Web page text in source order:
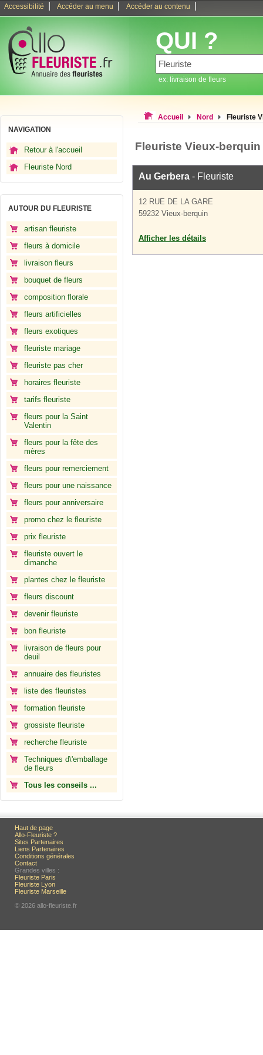
Accessibilité Accéder au menu Accéder au contenu
QUI ?
ex: livraison de fleurs
NAVIGATION
Retour à l'accueil
Fleuriste Nord
AUTOUR DU FLEURISTE
artisan fleuriste
fleurs à domicile
livraison fleurs
bouquet de fleurs
composition florale
fleurs artificielles
fleurs exotiques
fleuriste mariage
fleuriste pas cher
horaires fleuriste
tarifs fleuriste
fleurs pour la Saint
Valentin
fleurs pour la fête des
mères
fleurs pour remerciement
fleurs pour une naissance
fleurs pour anniversaire
promo chez le fleuriste
prix fleuriste
fleuriste ouvert le
dimanche
plantes chez le fleuriste
fleurs discount
devenir fleuriste
bon fleuriste
livraison de fleurs pour
deuil
annuaire des fleuristes
liste des fleuristes
formation fleuriste
grossiste fleuriste
recherche fleuriste
Techniques d\'emballage
de fleurs
Tous les conseils ...
Accueil Nord Fleuriste
Fleuriste Vieux-berquin
Au Gerbera - Fleuriste
12 RUE DE LA GARE
59232 Vieux-berquin
Afficher les détails
Haut de page
Allo-Fleuriste ?
Sites Partenaires
Liens Partenaires
Conditions générales
Contact
Grandes villes :
Fleuriste Paris
Fleuriste Lyon
Fleuriste Marseille
© 2026 allo-fleuriste.fr